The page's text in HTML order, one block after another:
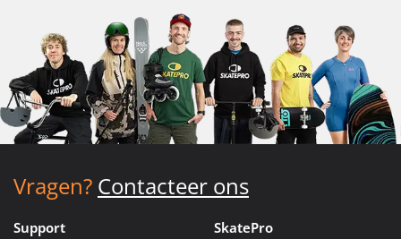
Vragen? Contacteer ons
Support SkatePro